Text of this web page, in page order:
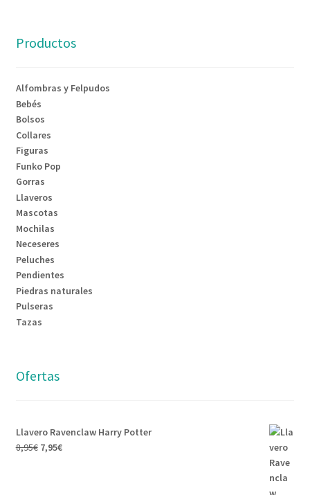
Productos
Alfombras y Felpudos
Bebés
Bolsos
Collares
Figuras
Funko Pop
Gorras
Llaveros
Mascotas
Mochilas
Neceseres
Peluches
Pendientes
Piedras naturales
Pulseras
Tazas
Ofertas
Llavero Ravenclaw Harry Potter
8,95€ 7,95€